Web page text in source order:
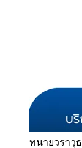
ทนายวราวุธ